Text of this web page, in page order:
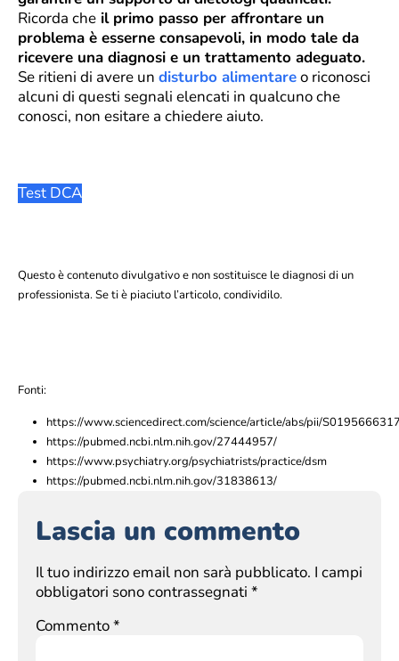
Ricorda che il primo passo per affrontare un
problema è esserne consapevoli, in modo tale da
ricevere una diagnosi e un trattamento adeguato.
Se ritieni di avere un disturbo alimentareo riconosci
alcuni di questi segnali elencati in qualcuno che
conosci, non esitare a chiedere aiuto.
Test DCA
Questo è contenuto divulgativo e non sostituisce le diagnosi di un
professionista. Se ti è piaciuto l’articolo, condividilo.
Fonti:
https://www.sciencedirect.com/science/article/abs/pii/
https://pubmed.ncbi.nlm.nih.gov/27444957/
https://www.psychiatry.org/psychiatrists/practice/dsm
https://pubmed.ncbi.nlm.nih.gov/31838613/
Lascia un commento
Il tuo indirizzo email non sarà pubblicato. I campi
obbligatori sono contrassegnati *
Commento*